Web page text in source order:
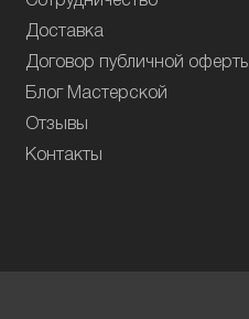
Доставка
Договор публичной оферты
Блог Мастерской
Отзывы
Контакты